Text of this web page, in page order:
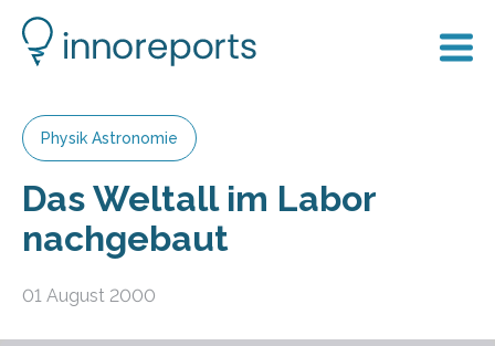
Physik Astronomie
Das Weltall im Labor
nachgebaut
01 August 2000